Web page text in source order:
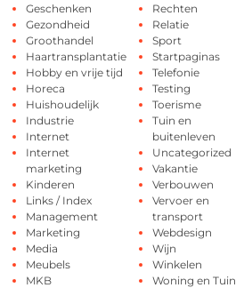
Geschenken
Gezondheid
Groothandel
Haartransplantatie
Hobby en vrije tijd
Horeca
Huishoudelijk
Industrie
Internet
Internet
marketing
Kinderen
Links / Index
Management
Marketing
Media
Meubels
MKB
Rechten
Relatie
Sport
Startpaginas
Telefonie
Testing
Toerisme
Tuin en
buitenleven
Uncategorized
Vakantie
Verbouwen
Vervoer en
transport
Webdesign
Wijn
Winkelen
Woning en Tuin